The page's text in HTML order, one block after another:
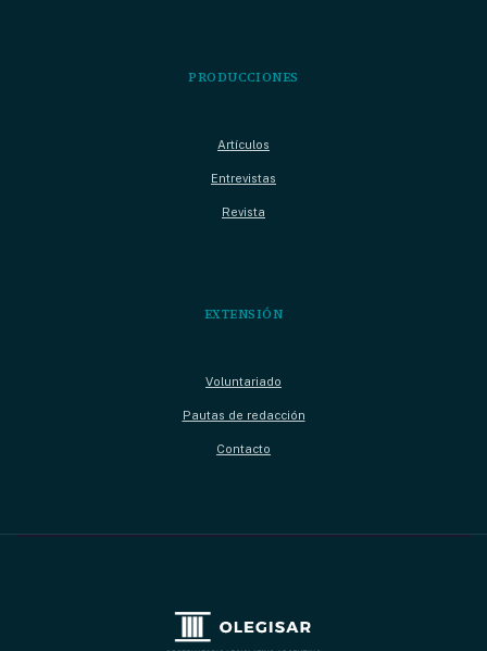
PRODUCCIONES
Artículos
Entrevistas
Revista
EXTENSIÓN
Voluntariado
Pautas de redacción
Contacto